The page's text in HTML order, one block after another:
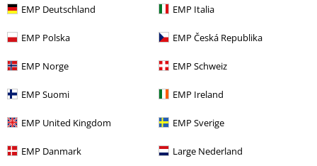
EMP Deutschland EMP Italia
EMP Polska EMP Česká Republika
EMP Norge EMP Schweiz
EMP Suomi EMP Ireland
EMP United Kingdom EMP Sverige
EMP Danmark Large Nederland